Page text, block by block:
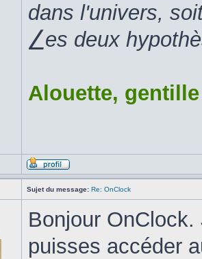
dans l'univers,
⎳es deux
Alouette,
Sujet du message: Re: OnClock
Bonjour
puisses accéder